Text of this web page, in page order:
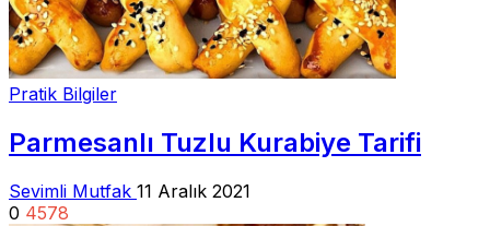
Pratik Bilgiler
Parmesanlı Tuzlu Kurabiye Tarifi
Sevimli Mutfak 11 Aralık 2021
0 4578